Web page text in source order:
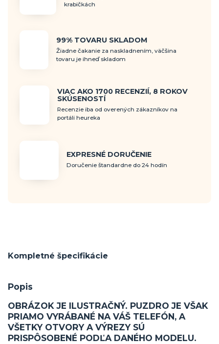
krabičkách
99% TOVARU SKLADOM
Žiadne čakanie za naskladnením, väčšina
tovaru je ihneď skladom
VIAC AKO 1700 RECENZIÍ, 8 ROKOV
SKÚSENOSTÍ
Recenzie iba od overených zákazníkov na
portáli heureka
EXPRESNÉ DORUČENIE
Doručenie štandardne do 24 hodín
Kompletné špecifikácie
Popis
OBRÁZOK JE ILUSTRAČNÝ. PUZDRO JE VŠAK
PRIAMO VYRÁBANÉ NA VÁŠ TELEFÓN, A
VŠETKY OTVORY A VÝREZY SÚ
PRISPÔSOBENÉ PODĽA DANÉHO MODELU.